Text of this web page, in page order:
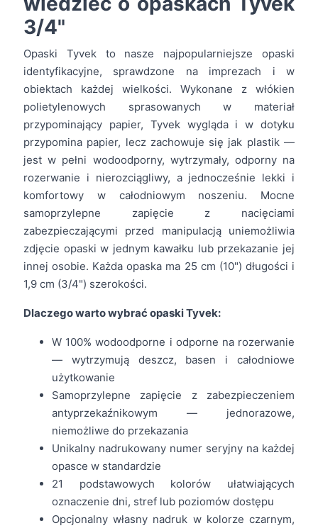
3/4"
Opaski Tyvek to nasze najpopularniejsze opaski
identyfikacyjne, sprawdzone na imprezach i w
obiektach każdej wielkości. Wykonane z włókien
polietylenowych sprasowanych w materiał
przypominający papier, Tyvek wygląda i w dotyku
przypomina papier, lecz zachowuje się jak plastik —
jest w pełni wodoodporny, wytrzymały, odporny na
rozerwanie i nierozciągliwy, a jednocześnie lekki i
komfortowy w całodniowym noszeniu. Mocne
samoprzylepne zapięcie z nacięciami
zabezpieczającymi przed manipulacją uniemożliwia
zdjęcie opaski w jednym kawałku lub przekazanie jej
innej osobie. Każda opaska ma 25 cm (10") długości i
1,9 cm (3/4") szerokości.
Dlaczego warto wybrać opaski Tyvek:
W 100% wodoodporne i odporne na rozerwanie
— wytrzymują deszcz, basen i całodniowe
użytkowanie
Samoprzylepne zapięcie z zabezpieczeniem
antyprzekaźnikowym — jednorazowe,
niemożliwe do przekazania
Unikalny nadrukowany numer seryjny na każdej
opasce w standardzie
21 podstawowych kolorów ułatwiających
oznaczenie dni, stref lub poziomów dostępu
Opcjonalny własny nadruk w kolorze czarnym,